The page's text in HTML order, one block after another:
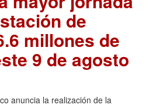
de
millones de
9 de agosto
anuncia la realización de la